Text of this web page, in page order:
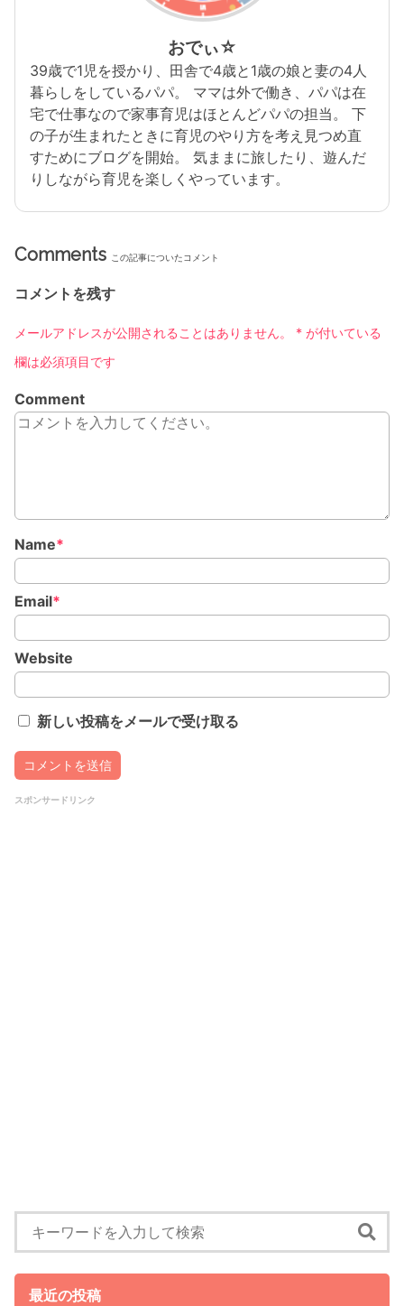
おでぃ☆
39歳で1児を授かり、田舎で4歳と1歳の娘と妻の4人
暮らしをしているパパ。 ママは外で働き、パパは在
宅で仕事なので家事育児はほとんどパパの担当。 下
の子が生まれたときに育児のやり方を考え見つめ直
すためにブログを開始。 気ままに旅したり、遊んだ
りしながら育児を楽しくやっています。
Comments この記事についたコメント
コメントを残す
メールアドレスが公開されることはありません。 * が付いている
欄は必須項目です
Comment
Name*
Email*
Website
新しい投稿をメールで受け取る
スポンサードリンク
最近の投稿